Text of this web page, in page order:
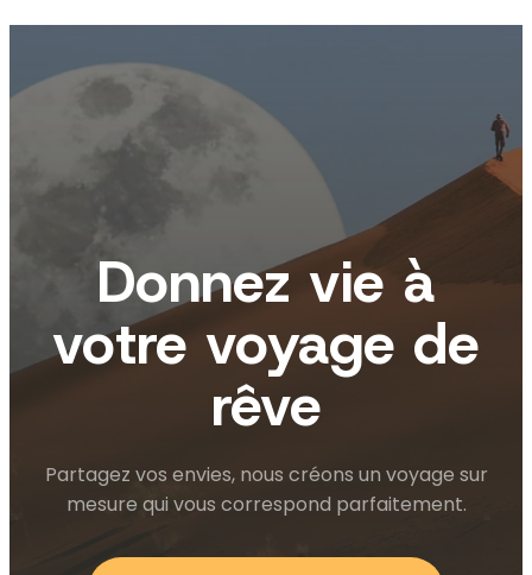
Donnez vie à
votre voyage de
rêve
Partagez vos envies, nous créons un voyage sur
mesure qui vous correspond parfaitement.